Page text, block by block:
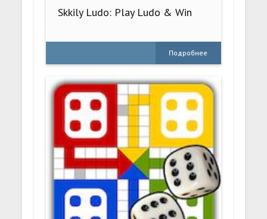
Skkily Ludo: Play Ludo & Win
Подробнее